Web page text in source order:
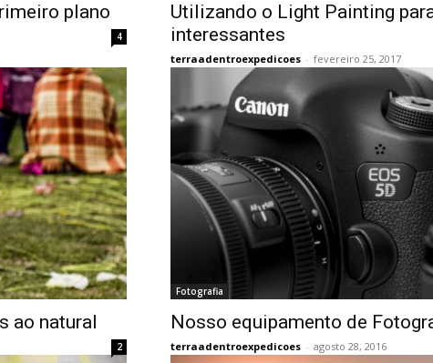
plano
4
Utilizando o Light Painting
interessantes
terraadentroexpedicoes - fevereiro 25, 2017
ao natural
2
Fotografia
Nosso equipamento de
terraadentroexpedicoes - agosto 28, 2016